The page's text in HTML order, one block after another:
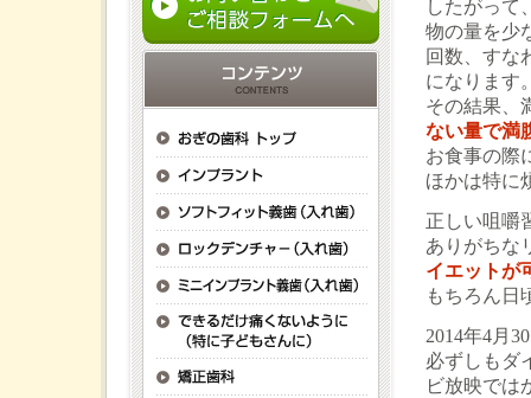
したがって
物の量を少
回数、すな
になります
その結果、
ない量で満
お食事の際
ほかは特に
正しい咀嚼
ありがちな
イエットが
もちろん日
2014年4月
必ずしもダ
ビ放映では